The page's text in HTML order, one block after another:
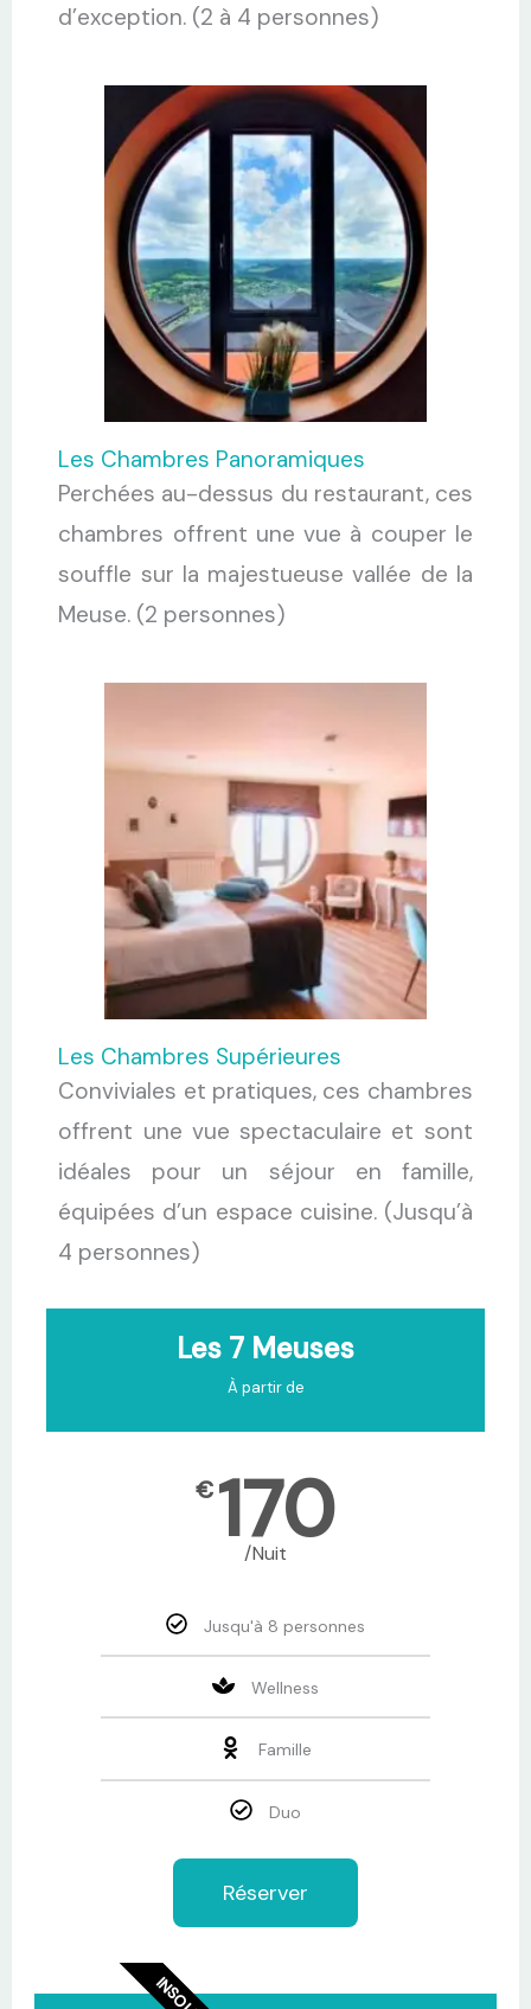
d’exception. (2 à 4 personnes)
Les Chambres Panoramiques
Perchées au-dessus du restaurant, ces
chambres offrent une vue à couper le
souffle sur la majestueuse vallée de la
Meuse. (2 personnes)
Les Chambres Supérieures
Conviviales et pratiques, ces chambres
offrent une vue spectaculaire et sont
idéales pour un séjour en famille,
équipées d’un espace cuisine. (Jusqu’à
4 personnes)
Les 7 Meuses
À partir de
€ 170
/Nuit
Jusqu'à 8 personnes
Wellness
Famille
Duo
Réserver